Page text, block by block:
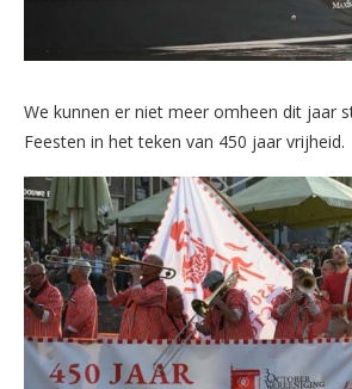
We kunnen er niet meer omheen dit jaar
Feesten in het teken van 450 jaar vrijheid.